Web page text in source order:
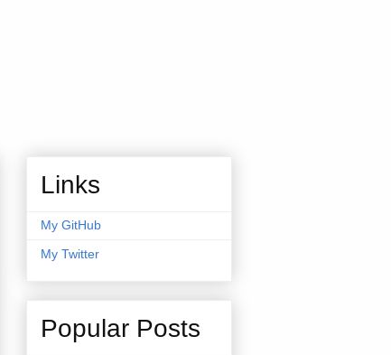
Links
My GitHub
My Twitter
Popular Posts